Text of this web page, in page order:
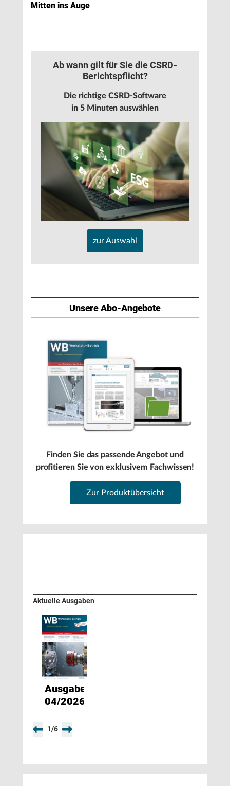
Mitten ins Auge
Ab wann gilt für Sie die CSRD-
Berichtspflicht?
Die richtige CSRD-Software
in 5 Minuten auswählen
zur Auswahl
Unsere Abo-Angebote
Finden Sie das passende Angebot und
profitieren Sie von exklusivem Fachwissen!
Zur Produktübersicht
Aktuelle Ausgaben
Ausgabe
04/2026
1/6